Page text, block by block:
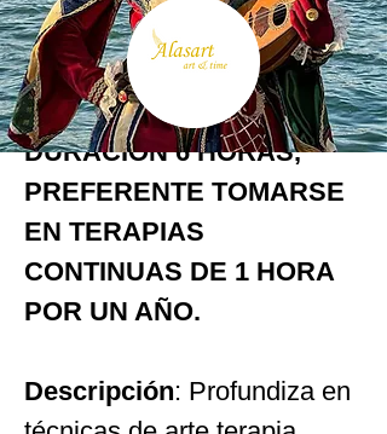
Ver atrás
Acerca del curso
DURACIÓN 6 HORAS,
PREFERENTE TOMARSE
EN TERAPIAS
CONTINUAS DE 1 HORA
POR UN AÑO.
Descripción: Profundiza en